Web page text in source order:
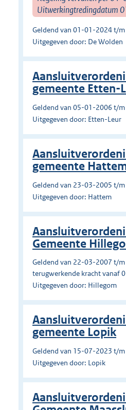
Uitwerkingtredingdatum
Geldend van 01-01-2024 t/
Uitgegeven door: De Wolden
gemeente Etten-
Geldend van 05-01-2006 t/m
Uitgegeven door: Etten-Leur
gemeente
Geldend van 23-03-2005 t/m
Uitgegeven door: Hattem
Gemeente
Geldend van 22-03-2007 t/
terugwerkende kracht vanaf
Uitgegeven door: Hillegom
gemeente Lopik
Geldend van 15-07-2023 t/m
Uitgegeven door: Lopik